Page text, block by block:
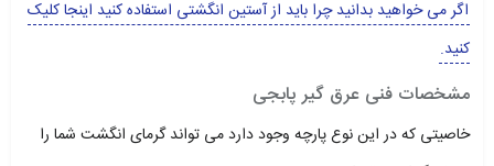
اگر می خواهید بدانید چرا باید از آستین انگشتی استفاده کنید اینجا کلیک
کنید.
مشخصات فنی عرق گیر پابجی
خاصیتی که در این نوع پارچه وجود دارد می تواند گرمای انگشت شما را